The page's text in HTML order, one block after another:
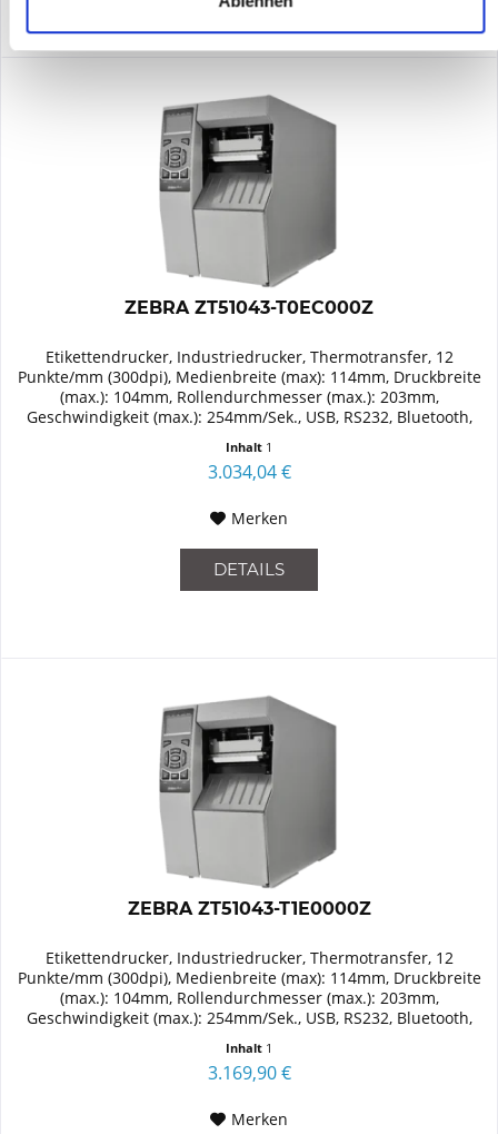
ZEBRA ZT51043-T0EC000Z
Etikettendrucker, Industriedrucker, Thermotransfer, 12
Punkte/mm (300dpi), Medienbreite (max): 114mm, Druckbreite
(max.): 104mm, Rollendurchmesser (max.): 203mm,
Geschwindigkeit (max.): 254mm/Sek., USB, RS232, Bluetooth,
Inhalt 1
3.034,04 €
Merken
DETAILS
ZEBRA ZT51043-T1E0000Z
Etikettendrucker, Industriedrucker, Thermotransfer, 12
Punkte/mm (300dpi), Medienbreite (max): 114mm, Druckbreite
(max.): 104mm, Rollendurchmesser (max.): 203mm,
Geschwindigkeit (max.): 254mm/Sek., USB, RS232, Bluetooth,
Inhalt 1
3.169,90 €
Merken